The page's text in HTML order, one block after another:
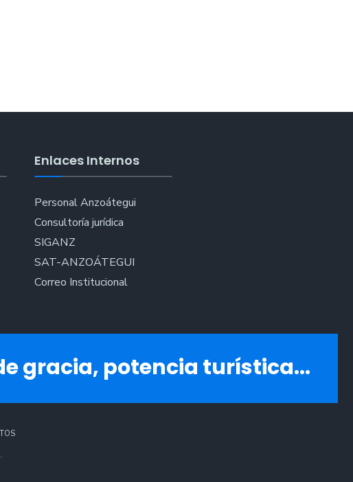
Enlaces Internos
Personal Anzoátegui
Consultoría jurídica
SIGANZ
SAT-ANZOÁTEGUI
Correo Institucional
gracia, potencia turística...